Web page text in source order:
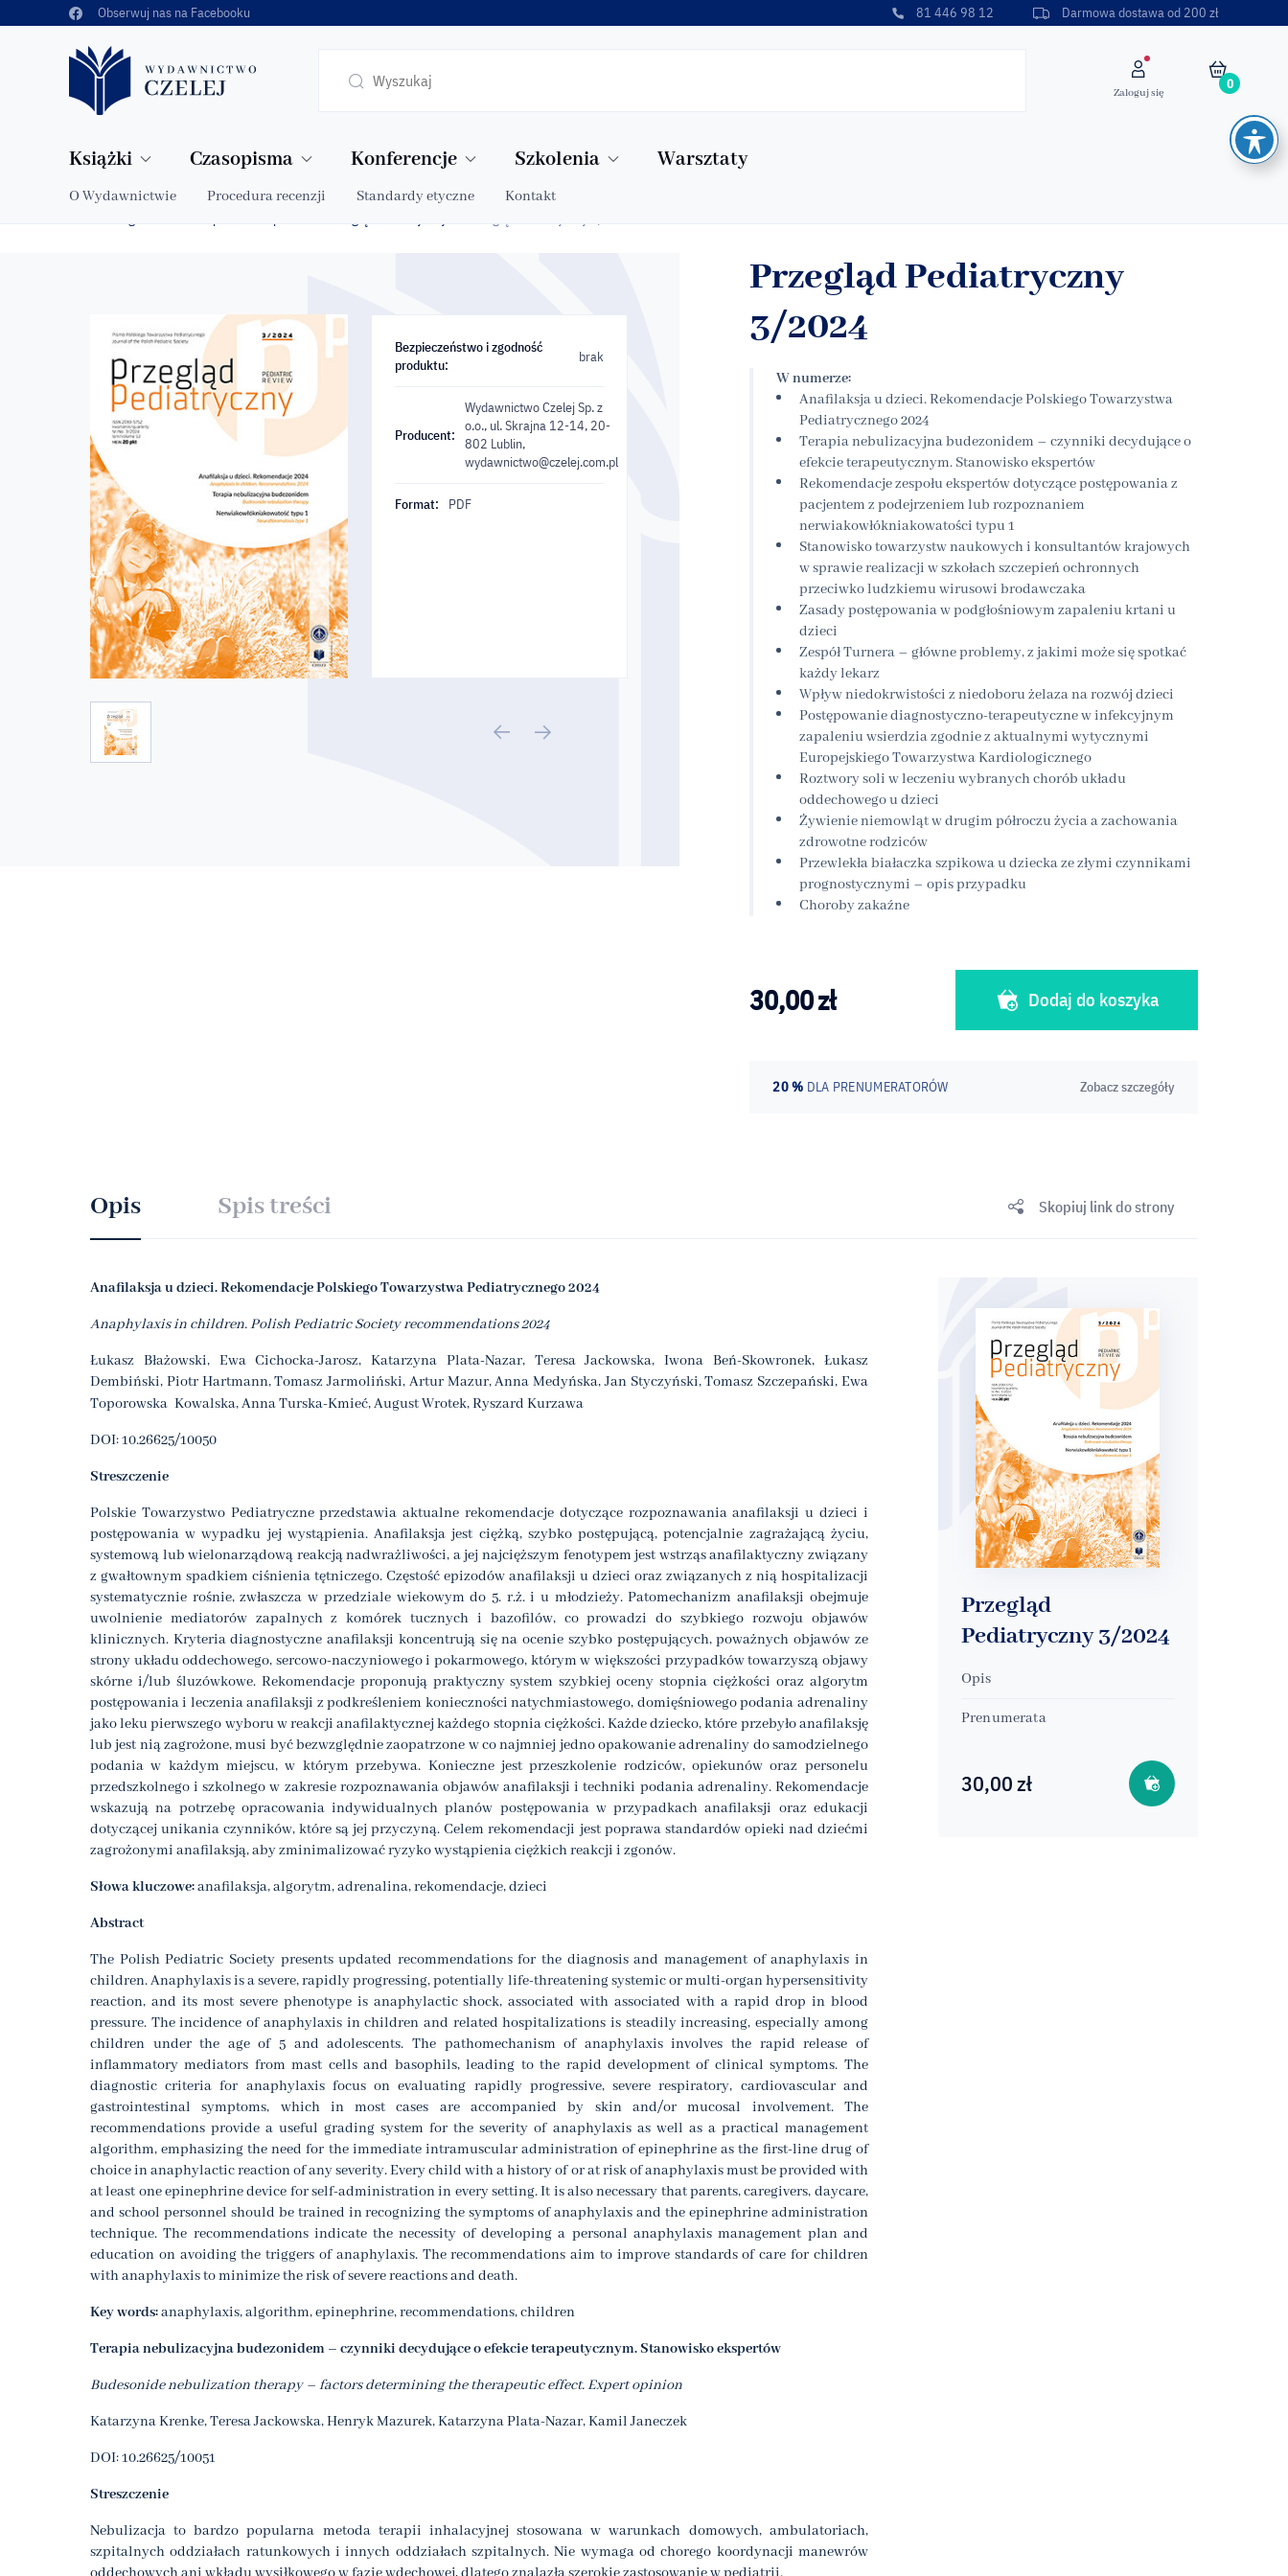
Obserwuj nas na Facebooku 81 446 98 12 Darmowa dostawa od 200 zł
Zaloguj się
0
Książki Czasopisma Konferencje Szkolenia Warsztaty
O Wydawnictwie Procedura recenzji Standardy etyczne
Kontakt
Bezpieczeństwo i zgodność
produktu:
brak
Producent:
Wydawnictwo Czelej Sp. z
o.o., ul. Skrajna 12-14, 20-
802 Lublin,
wydawnictwo@czelej.com.pl
Format: PDF
Przegląd Pediatryczny
3/2024
W numerze:
Anafilaksja u dzieci. Rekomendacje Polskiego Towarzystwa
Pediatrycznego 2024
Terapia nebulizacyjna budezonidem – czynniki decydujące o
efekcie terapeutycznym. Stanowisko ekspertów
Rekomendacje zespołu ekspertów dotyczące postępowania z
pacjentem z podejrzeniem lub rozpoznaniem
nerwiakowłókniakowatości typu 1
Stanowisko towarzystw naukowych i konsultantów krajowych
w sprawie realizacji w szkołach szczepień ochronnych
przeciwko ludzkiemu wirusowi brodawczaka
Zasady postępowania w podgłośniowym zapaleniu krtani u
dzieci
Zespół Turnera – główne problemy, z jakimi może się spotkać
każdy lekarz
Wpływ niedokrwistości z niedoboru żelaza na rozwój dzieci
Postępowanie diagnostyczno-terapeutyczne w infekcyjnym
zapaleniu wsierdzia zgodnie z aktualnymi wytycznymi
Europejskiego Towarzystwa Kardiologicznego
Roztwory soli w leczeniu wybranych chorób układu
oddechowego u dzieci
Żywienie niemowląt w drugim półroczu życia a zachowania
zdrowotne rodziców
Przewlekła białaczka szpikowa u dziecka ze złymi czynnikami
prognostycznymi – opis przypadku
Choroby zakaźne
30,00zł Dodaj do koszyka
20 % DLA PRENUMERATORÓW Zobacz szczegóły
Opis Spis treści Skopiuj link do strony
Anafilaksja u dzieci. Rekomendacje Polskiego Towarzystwa Pediatrycznego 2024
Anaphylaxis in children. Polish Pediatric Society recommendations 2024
Łukasz Błażowski, Ewa Cichocka-Jarosz, Katarzyna Plata-Nazar, Teresa Jackowska, Iwona Beń-Skowronek, Łukasz
Dembiński, Piotr Hartmann, Tomasz Jarmoliński, Artur Mazur, Anna Medyńska, Jan Styczyński, Tomasz Szczepański, Ewa
Toporowska Kowalska, Anna Turska-Kmieć, August Wrotek, Ryszard Kurzawa
DOI: 10.26625/10050
Streszczenie
Polskie Towarzystwo Pediatryczne przedstawia aktualne rekomendacje dotyczące rozpoznawania anafilaksji u dzieci i
postępowania w wypadku jej wystąpienia. Anafilaksja jest ciężką, szybko postępującą, potencjalnie zagrażającą życiu,
systemową lub wielonarządową reakcją nadwrażliwości, a jej najcięższym fenotypem jest wstrząs anafilaktyczny związany
z gwałtownym spadkiem ciśnienia tętniczego. Częstość epizodów anafilaksji u dzieci oraz związanych z nią hospitalizacji
systematycznie rośnie, zwłaszcza w przedziale wiekowym do 5. r.ż. i u młodzieży. Patomechanizm anafilaksji obejmuje
uwolnienie mediatorów zapalnych z komórek tucznych i bazofilów, co prowadzi do szybkiego rozwoju objawów
klinicznych. Kryteria diagnostyczne anafilaksji koncentrują się na ocenie szybko postępujących, poważnych objawów ze
strony układu oddechowego, sercowo-naczyniowego i pokarmowego, którym w większości przypadków towarzyszą objawy
skórne i/lub śluzówkowe. Rekomendacje proponują praktyczny system szybkiej oceny stopnia ciężkości oraz algorytm
postępowania i leczenia anafilaksji z podkreśleniem konieczności natychmiastowego, domięśniowego podania adrenaliny
jako leku pierwszego wyboru w reakcji anafilaktycznej każdego stopnia ciężkości. Każde dziecko, które przebyło anafilaksję
lub jest nią zagrożone, musi być bezwzględnie zaopatrzone w co najmniej jedno opakowanie adrenaliny do samodzielnego
podania w każdym miejscu, w którym przebywa. Konieczne jest przeszkolenie rodziców, opiekunów oraz personelu
przedszkolnego i szkolnego w zakresie rozpoznawania objawów anafilaksji i techniki podania adrenaliny. Rekomendacje
wskazują na potrzebę opracowania indywidualnych planów postępowania w przypadkach anafilaksji oraz edukacji
dotyczącej unikania czynników, które są jej przyczyną. Celem rekomendacji jest poprawa standardów opieki nad dziećmi
zagrożonymi anafilaksją, aby zminimalizować ryzyko wystąpienia ciężkich reakcji i zgonów.
Słowa kluczowe:anafilaksja, algorytm, adrenalina, rekomendacje, dzieci
Abstract
The Polish Pediatric Society presents updated recommendations for the diagnosis and management of anaphylaxis in
children. Anaphylaxis is a severe, rapidly progressing, potentially life-threatening systemic or multi-organ hypersensitivity
reaction, and its most severe phenotype is anaphylactic shock, associated with associated with a rapid drop in blood
pressure. The incidence of anaphylaxis in children and related hospitalizations is steadily increasing, especially among
children under the age of 5 and adolescents. The pathomechanism of anaphylaxis involves the rapid release of
inflammatory mediators from mast cells and basophils, leading to the rapid development of clinical symptoms. The
diagnostic criteria for anaphylaxis focus on evaluating rapidly progressive, severe respiratory, cardiovascular and
gastrointestinal symptoms, which in most cases are accompanied by skin and/or mucosal involvement. The
recommendations provide a useful grading system for the severity of anaphylaxis as well as a practical management
algorithm, emphasizing the need for the immediate intramuscular administration of epinephrine as the first-line drug of
choice in anaphylactic reaction of any severity. Every child with a history of or at risk of anaphylaxis must be provided with
at least one epinephrine device for self-administration in every setting. It is also necessary that parents, caregivers, daycare,
and school personnel should be trained in recognizing the symptoms of anaphylaxis and the epinephrine administration
technique. The recommendations indicate the necessity of developing a personal anaphylaxis management plan and
education on avoiding the triggers of anaphylaxis. The recommendations aim to improve standards of care for children
with anaphylaxis to minimize the risk of severe reactions and death.
Key words:anaphylaxis, algorithm, epinephrine, recommendations, children
Terapia nebulizacyjna budezonidem – czynniki decydujące o efekcie terapeutycznym. Stanowisko ekspertów
Budesonide nebulization therapy – factors determining the therapeutic effect. Expert opinion
Katarzyna Krenke, Teresa Jackowska, Henryk Mazurek, Katarzyna Plata-Nazar, Kamil Janeczek
DOI: 10.26625/10051
Streszczenie
Nebulizacja to bardzo popularna metoda terapii inhalacyjnej stosowana w warunkach domowych, ambulatoriach,
szpitalnych oddziałach ratunkowych i innych oddziałach szpitalnych. Nie wymaga od chorego koordynacji manewrów
Przegląd
Pediatryczny 3/2024
Opis
Prenumerata
30,00zł